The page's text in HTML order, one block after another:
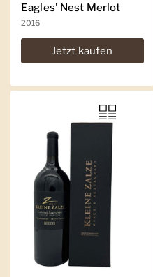
Eagles' Nest Merlot
2016
Jetzt kaufen